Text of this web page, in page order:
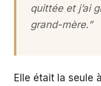
quittée et j’ai
grand-mère.”
Elle était la seule